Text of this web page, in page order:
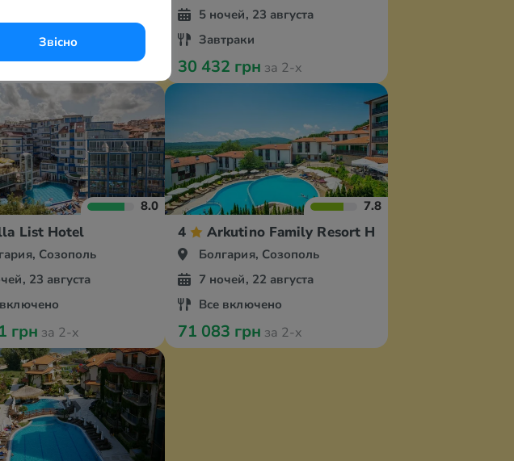
Звісно
все включено
грн
5 ночей, 23 августа
Завтраки
30 432 грн за 2-х
8.0
List Hotel
Созополь
23 августа
грн за 2-х
7.8
4 Arkutino Family Resort Hotel
Болгария, Созополь
7 ночей, 22 августа
Все включено
71 083 грн за 2-х